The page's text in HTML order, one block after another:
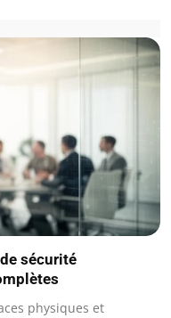
sécurité
physiques et